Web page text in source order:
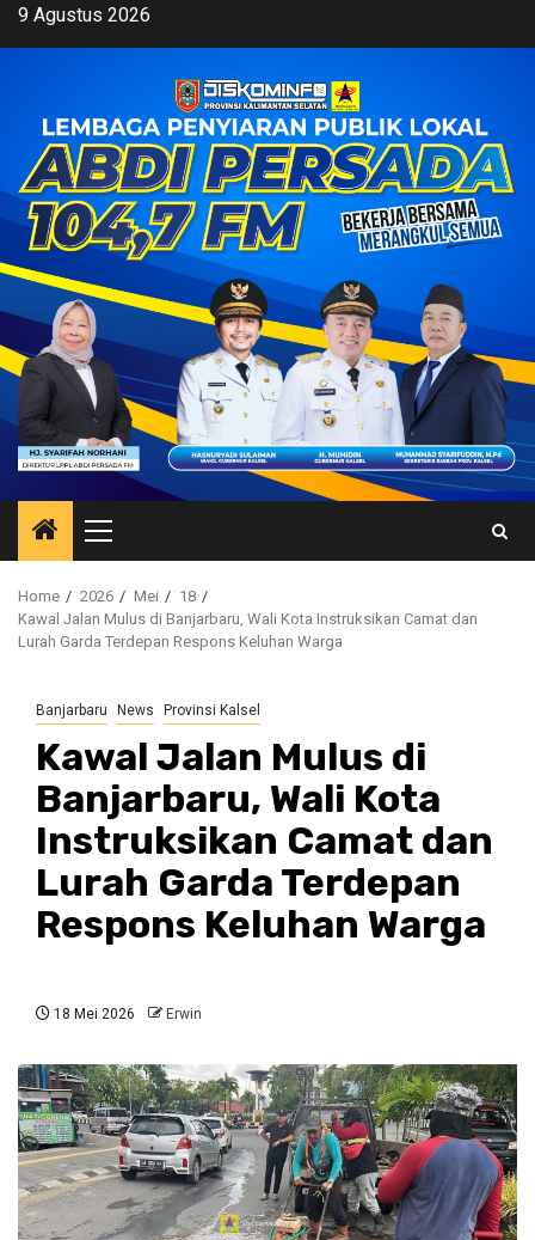
Skip9 Agustus 2026
Primary
Menu
Home 2026 Mei
18
Kawal Jalan Mulus di Banjarbaru, Wali Kota Instruksikan Camat dan
Lurah Garda Terdepan Respons Keluhan Warga
Banjarbaru News Provinsi Kalsel
Kawal Jalan Mulus di
Banjarbaru, Wali Kota
Instruksikan Camat dan
Lurah Garda Terdepan
Respons Keluhan Warga
18 Mei 2026 Erwin